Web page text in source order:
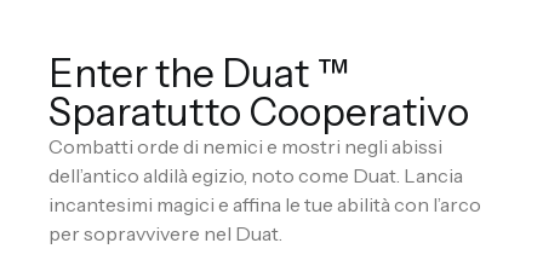
Enter the Duat ™
Sparatutto Cooperativo
Combatti orde di nemici e mostri negli abissi
dell’antico aldilà egizio, noto come Duat. Lancia
incantesimi magici e affina le tue abilità con l’arco
per sopravvivere nel Duat.